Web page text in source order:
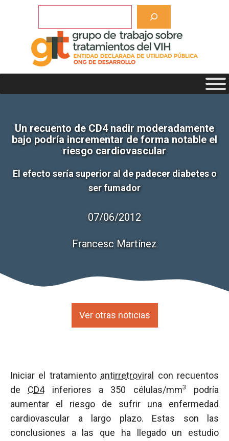
Un recuento de CD4 nadir moderadamente
bajo podría incrementar de forma notable el
riesgo cardiovascular
El efecto sería superior al de padecer diabetes o
ser fumador
07/06/2012
Francesc Martínez
Ver otras noticias
Iniciar el tratamiento antirretroviral
con recuentos
de CD4inferiores a 350 células/mm3
podría
aumentar el riesgo de sufrir una enfermedad
cardiovascular a largo plazo. Estas son las
conclusiones a las que ha llegado un estudio